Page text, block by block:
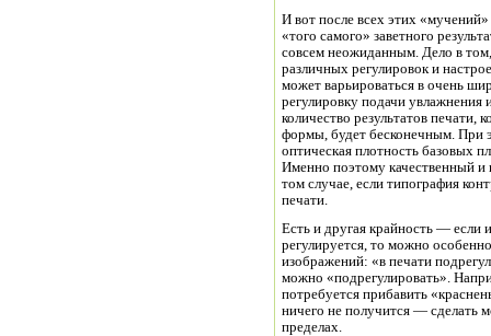
И вот после всех этих
«того самого» заветного
совсем неожиданным. Дело в
различных регулировок и
может варьироваться в очень
регулировку подачи
количество результатов
формы, будет бесконечным. При
оптическая плотность базовых
Именно поэтому качественный и
том случае, если типография
печати.
Есть и другая крайность — если
регулируется, то можно
изображений: «в печати
можно «подрегулировать».
потребуется прибавить
ничего не получится — сделать
пределах.